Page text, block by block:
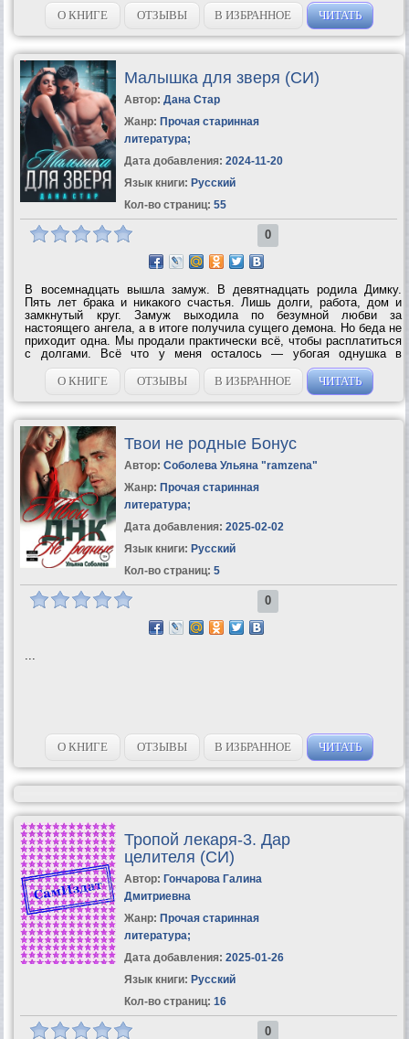
О КНИГЕ ОТЗЫВЫ В ИЗБРАННОЕ ЧИТАТЬ
Малышка для зверя (СИ)
Автор: Дана Стар
Жанр: Прочая старинная
литература;
Дата добавления: 2024-11-20
Язык книги: Русский
Кол-во страниц: 55
0
В восемнадцать вышла замуж. В девятнадцать родила Димку.
Пять лет брака и никакого счастья. Лишь долги, работа, дом и
замкнутый круг. Замуж выходила по безумной любви за
настоящего ангела, а в итоге получила сущего демона. Но беда не
приходит одна. Мы продали практически всё, чтобы расплатиться
с долгами. Всё что у меня осталось — убогая однушка в
криминальном районе и детский приют, построенный на деньги
отца, который для меня...
О КНИГЕ ОТЗЫВЫ В ИЗБРАННОЕ ЧИТАТЬ
Твои не родные Бонус
Автор: Соболева Ульяна "ramzena"
Жанр: Прочая старинная
литература;
Дата добавления: 2025-02-02
Язык книги: Русский
Кол-во страниц: 5
0
О КНИГЕ ОТЗЫВЫ В ИЗБРАННОЕ ЧИТАТЬ
Тропой лекаря-3. Дар
целителя (СИ)
Автор: Гончарова Галина
Дмитриевна
Жанр: Прочая старинная
литература;
Дата добавления: 2025-01-26
Язык книги: Русский
Кол-во страниц: 16
0